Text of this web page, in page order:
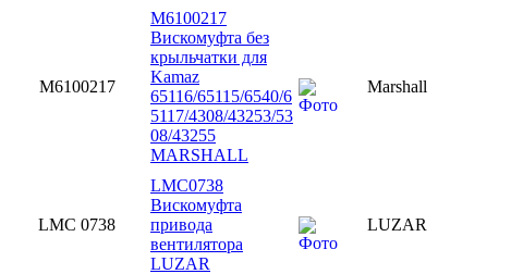
M6100217
M6100217
Вискомуфта без
крыльчатки для
Kamaz
65116/65115/6540/6
5117/4308/43253/53
08/43255
MARSHALL
Marshall
LMC 0738
LMC0738
Вискомуфта
привода
вентилятора
LUZAR
LUZAR